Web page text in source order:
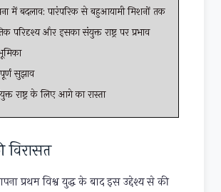
में बदलाव: पारंपरिक से बहुआयामी मिशनों तक
परिदृश्य और इसका संयुक्त राष्ट्र पर प्रभाव
सुझाव
राष्ट्र के लिए आगे का रास्ता
विरासत
प्रथम विश्व युद्ध के बाद इस उद्देश्य से की